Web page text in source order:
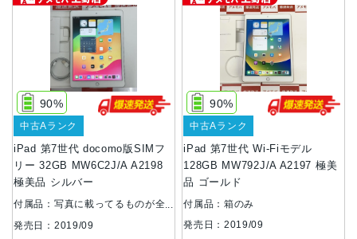
iPad 第7世代 docomo版SIMフ
リー 32GB MW6C2J/A A2198
極美品 シルバー
90%
中古Aランク
付属品：写真に載ってるものが全
てです。
発売日：2019/09
iPad 第7世代 Wi-Fiモデル
128GB MW792J/A A2197 極美
品 ゴールド
90%
中古Aランク
付属品：箱のみ
発売日：2019/09